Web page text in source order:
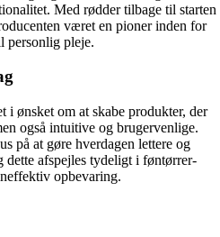
Med rødder tilbage til starten
været en pioner inden for
personlig pleje.
i ønsket om at skabe produkter, der
også intuitive og brugervenlige.
på at gøre hverdagen lettere og
afspejles tydeligt i føntørrer-
opbevaring.